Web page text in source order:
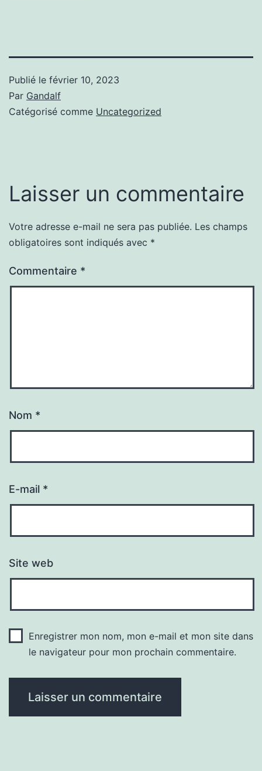
Publié le février 10, 2023
Par Gandalf
Catégorisé comme Uncategorized
Laisser un commentaire
Votre adresse e-mail ne sera pas publiée. Les champs
obligatoires sont indiqués avec *
Commentaire *
Nom *
E-mail *
Site web
Enregistrer mon nom, mon e-mail et mon site dans
le navigateur pour mon prochain commentaire.